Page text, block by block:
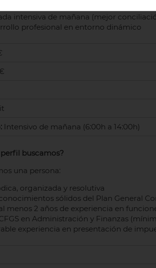
intensiva de mañana (mejor
profesional en entorno dinámico
Intensivo de mañana (6:00h a 14:00h)
buscamos?
una persona:
organizada y resolutiva
sólidos del Plan General
menos 2 años de experiencia en
en Administración y Finanzas
experiencia en presentación de